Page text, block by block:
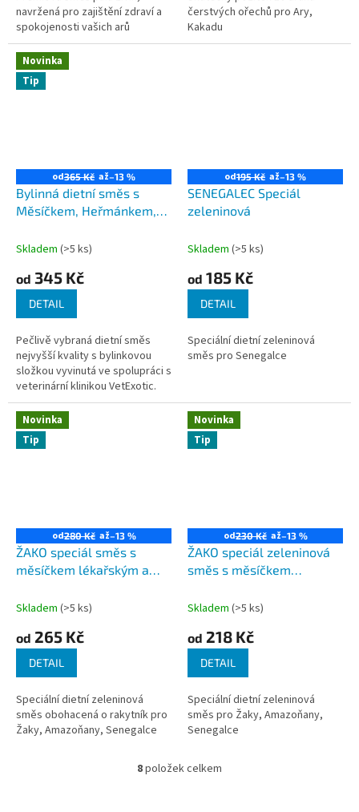
navržená pro zajištění zdraví a
spokojenosti vašich arů
čerstvých ořechů pro Ary,
Kakadu
Novinka
Tip
od365 Kč až–13 %
Bylinná dietní směs s
Měsíčkem, Heřmánkem,
Ibišku
Skladem (>5 ks)
od 345 Kč
DETAIL
Pečlivě vybraná dietní směs
nejvyšší kvality s bylinkovou
složkou vyvinutá ve spolupráci s
veterinární klinikou VetExotic.
Vhodná pro Amazoňan, Žako,
Alexandr velký, Ara malá...
od195 Kč až–13 %
SENEGALEC Speciál
zeleninová
Skladem (>5 ks)
od 185 Kč
DETAIL
Speciální dietní zeleninová
směs pro Senegalce
Novinka
Tip
od280 Kč až–13 %
ŽAKO speciál směs s
měsíčkem lékařským a
Skladem (>5 ks)
od 265 Kč
DETAIL
Speciální dietní zeleninová
směs obohacená o rakytník pro
Žaky, Amazoňany, Senegalce
Novinka
Tip
od230 Kč až–13 %
ŽAKO speciál zeleninová
směs s měsíčkem
Skladem (>5 ks)
od 218 Kč
DETAIL
Speciální dietní zeleninová
směs pro Žaky, Amazoňany,
Senegalce
O
8položek celkem